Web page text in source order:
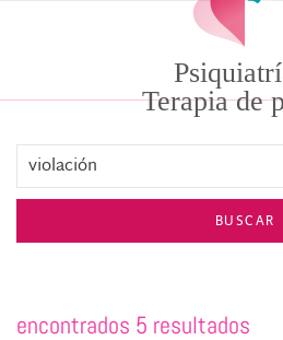
Skip to main content
Terapia de
BUSCAR
encontrados 5 resultados